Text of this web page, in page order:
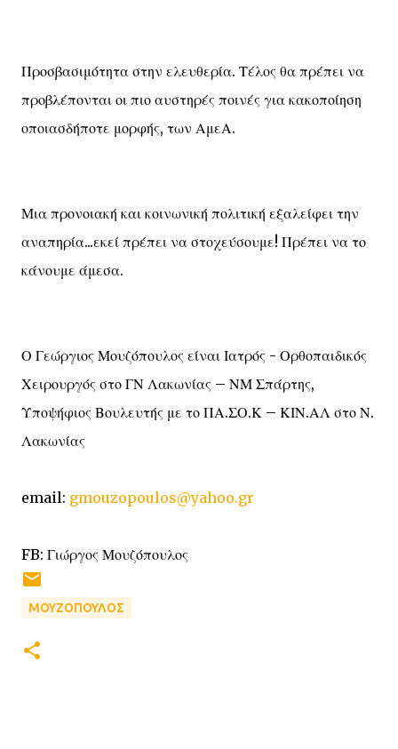
Προσβασιμότητα στην ελευθερία. Τέλος θα πρέπει να
προβλέπονται οι πιο αυστηρές ποινές για κακοποίηση
οποιασδήποτε μορφής, των ΑμεΑ.
Μια προνοιακή και κοινωνική πολιτική εξαλείφει την
αναπηρία...εκεί πρέπει να στοχεύσουμε! Πρέπει να το
κάνουμε άμεσα.
Ο Γεώργιος Μουζόπουλος είναι Ιατρός - Ορθοπαιδικός
Χειρουργός στο ΓΝ Λακωνίας – ΝΜ Σπάρτης,
Υποψήφιος Βουλευτής με το ΠΑ.ΣΟ.Κ – ΚΙΝ.ΑΛ στο Ν.
Λακωνίας
email: gmouzopoulos@yahoo.gr
FB: Γιώργος Μουζόπουλος
ΜΟΥΖΟΠΟΥΛΟΣ